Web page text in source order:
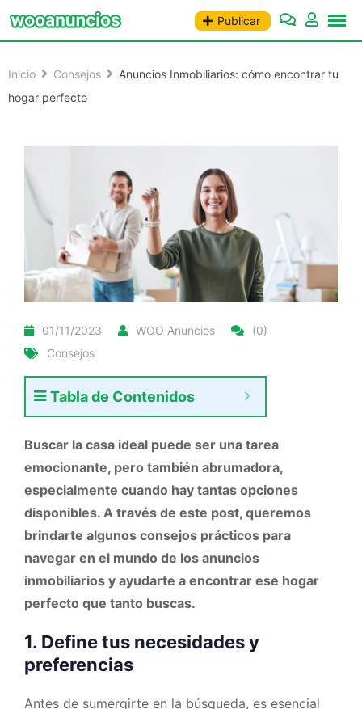
Saltar
Publicar
Inicio Consejos
Anuncios Inmobiliarios: cómo encontrar tu
hogar perfecto
01/11/2023 WOO Anuncios
(0)
Consejos
Tabla de Contenidos
Buscar la casa ideal puede ser una tarea
emocionante, pero también abrumadora,
especialmente cuando hay tantas opciones
disponibles. A través de este post, queremos
brindarte algunos consejos prácticos para
navegar en el mundo de los anuncios
inmobiliarios y ayudarte a encontrar ese hogar
perfecto que tanto buscas.
1. Define tus necesidades y
preferencias
Antes de sumergirte en la búsqueda, es esencial